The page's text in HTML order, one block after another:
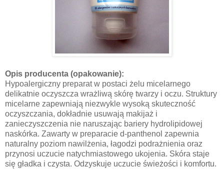
Opis producenta (opakowanie):
Hypoalergiczny preparat w postaci żelu micelarnego
delikatnie oczyszcza wrażliwą skórę twarzy i oczu. Struktury
micelarne zapewniają niezwykle wysoką skuteczność
oczyszczania, dokładnie usuwają makijaż i
zanieczyszczenia nie naruszając bariery hydrolipidowej
naskórka. Zawarty w preparacie d-panthenol zapewnia
naturalny poziom nawilżenia, łagodzi podrażnienia oraz
przynosi uczucie natychmiastowego ukojenia. Skóra staje
się gładka i czysta. Odzyskuje uczucie świeżości i komfortu.